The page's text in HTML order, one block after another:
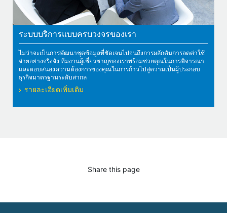
ระบบบริการแบบครบวงจรของเรา
ไม่ว่าจะเป็นการพัฒนาชุดข้อมูลที่ชัดเจนไปจนถึงการผลักดันการลดค่าใช้
จ่ายอย่างจริงจัง ทีมงานผู้เชี่ยวชาญของเราพร้อมช่วยคุณในการพิจารณา
และตอบสนองความต้องการของคุณในการก้าวไปสู่ความเป็นผู้ประกอบ
ธุรกิจมาตรฐานระดับสากล
รายละเอียดเพิ่มเติม
Share this page